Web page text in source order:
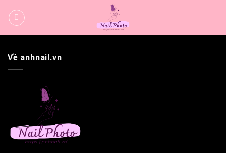
qua
Về anhnail.vn